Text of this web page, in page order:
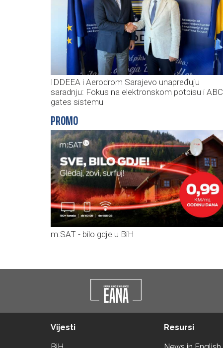
IDDEEA i Aerodrom Sarajevo unapređuju
saradnju: Fokus na elektronskom potpisu i ABC
gates sistemu
PROMO
m:SAT - bilo gdje u BiH
Vijesti Resursi